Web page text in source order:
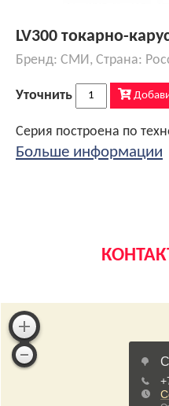
LV300 токарно-
Бренд: СМИ, Страна:
Уточнить
Больше информации